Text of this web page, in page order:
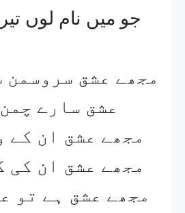
جو میں نام لوں
مجھے عشق سروسمن
عشق سارے
مجھے عشق ان کے
مجھے عشق ان کی
مجھے عشق ہے تو